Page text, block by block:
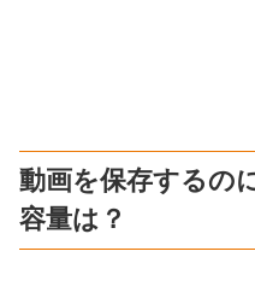
動画を保存するの
容量は？